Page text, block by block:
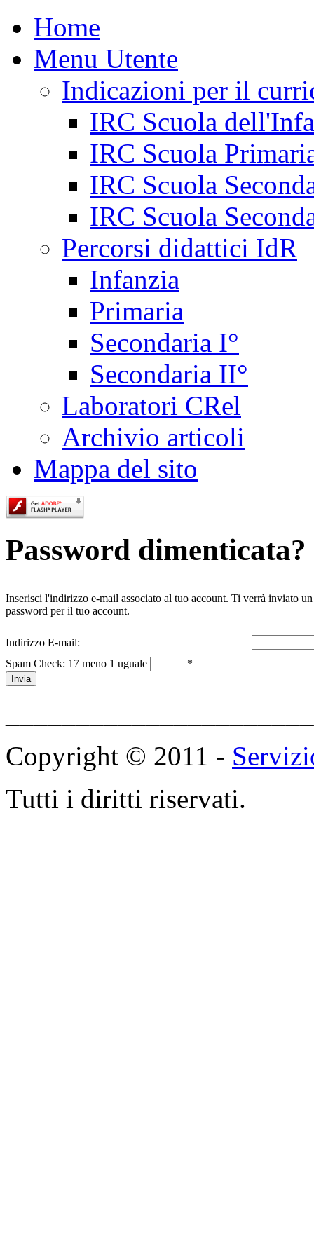
Home
Menu Utente
Indicazioni per il
IRC Scuola
IRC Scuola
IRC Scuola
IRC Scuola
Percorsi didattici IdR
Infanzia
Primaria
Secondaria I°
Secondaria II°
Laboratori CRel
Archivio articoli
Mappa del sito
Password dimenticata?
Inserisci l'indirizzo e-mail associato al tuo account. Ti verrà inviato
password per il tuo account.
Indirizzo E-mail:
Spam Check: 17 meno 1 uguale
*
Invia
Copyright © 2011 -
Tutti i diritti riservati.